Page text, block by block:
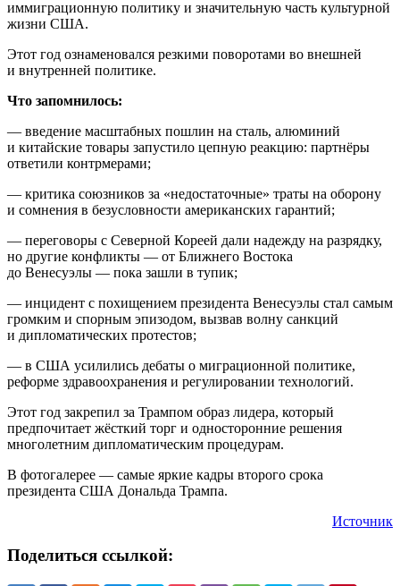
иммиграционную политику и значительную часть культурной
жизни США.
Этот год ознаменовался резкими поворотами во внешней
и внутренней политике.
Что запомнилось:
— введение масштабных пошлин на сталь, алюминий
и китайские товары запустило цепную реакцию: партнёры
ответили контрмерами;
— критика союзников за «недостаточные» траты на оборону
и сомнения в безусловности американских гарантий;
— переговоры с Северной Кореей дали надежду на разрядку,
но другие конфликты — от Ближнего Востока
до Венесуэлы — пока зашли в тупик;
— инцидент с похищением президента Венесуэлы стал самым
громким и спорным эпизодом, вызвав волну санкций
и дипломатических протестов;
— в США усилились дебаты о миграционной политике,
реформе здравоохранения и регулировании технологий.
Этот год закрепил за Трампом образ лидера, который
предпочитает жёсткий торг и односторонние решения
многолетним дипломатическим процедурам.
В фотогалерее — самые яркие кадры второго срока
президента США Дональда Трампа.
Источник
Поделиться ссылкой: